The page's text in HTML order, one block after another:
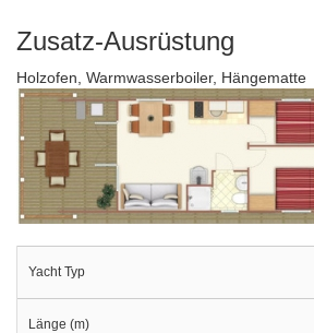
Zusatz-Ausrüstung
Holzofen, Warmwasserboiler, Hängematte
Yacht Typ
Länge (m)